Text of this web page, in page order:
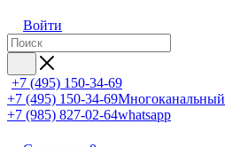
Войти
+7 (495) 150-34-69
+7 (495) 150-34-69Многоканальный
+7 (985) 827-02-64whatsapp